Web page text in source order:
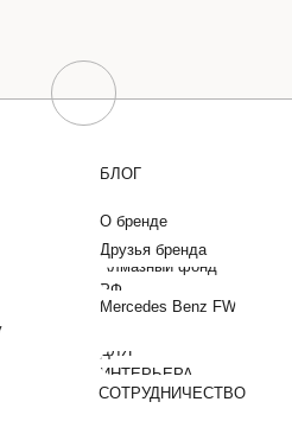
Алмазный фонд
РФ
Друзья бренда
О бренде
Mercedes Benz FW
БЛОГ
ДЛЯ
ИНТЕРЬЕРА
СОТРУДНИЧЕСТВО